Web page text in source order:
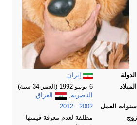
الدولة
إيران
الميلاد
6 يونيو 1992
(العمر 34 سنة)
الناصرية,
العراق
سنوات العمل
2002
-
2012
زوج
مطلقة لعدم معرفة قيمتها